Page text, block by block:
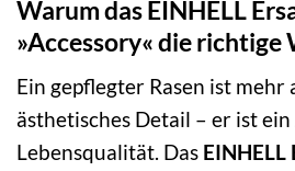
Warum das EINHELL
»Accessory« die richtige
Ein gepflegter Rasen ist mehr
ästhetisches Detail – er ist
Lebensqualität. Das EINHELL